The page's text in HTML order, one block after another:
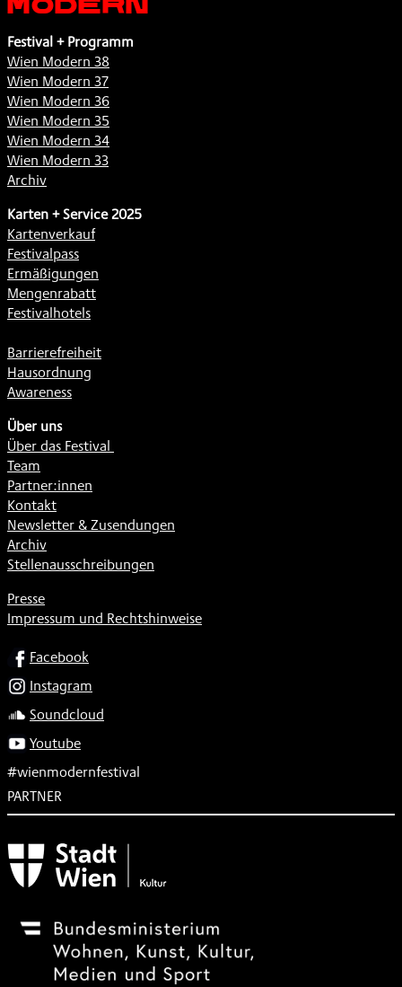
Festival + Programm
Wien Modern 38
Wien Modern 37
Wien Modern 36
Wien Modern 35
Wien Modern 34
Wien Modern 33
Archiv
Karten + Service 2025
Kartenverkauf
Festivalpass
Ermäßigungen
Mengenrabatt
Festivalhotels
Barrierefreiheit
Hausordnung
Awareness
Über uns
Über das Festival
Team
Partner:innen
Kontakt
Newsletter & Zusendungen
Archiv
Stellenausschreibungen
Presse
Impressum und Rechtshinweise
SOCIALFacebook
Instagram
Soundcloud
Youtube
#wienmodernfestival
PARTNER
Subventionsgeber